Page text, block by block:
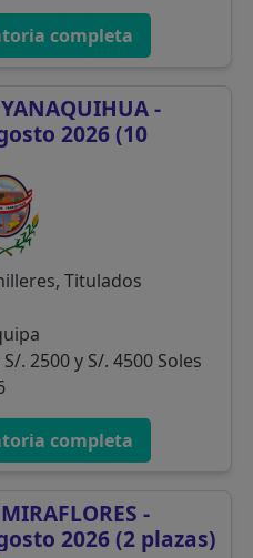
completa
-
2026 (10
Titulados
. 2500 y S/. 4500 Soles
completa
-
2026 (2 plazas)